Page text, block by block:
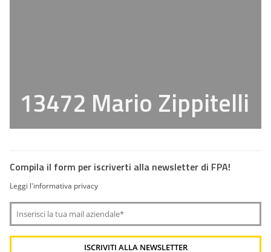
13472 Mario Zippitelli
Compila il form per iscriverti alla newsletter di FPA!
Leggi l'informativa privacy